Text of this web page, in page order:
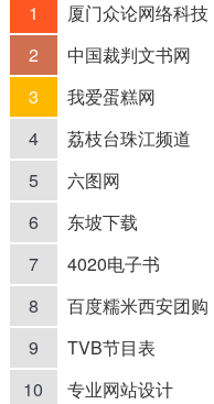
1 厦门众论网络科技
2
中国裁判文书网
3
我爱蛋糕网
4
荔枝台珠江频道
5
六图网
6
东坡下载
7
4020电子书
8
百度糯米西安团购
9
TVB节目表
10
专业网站设计